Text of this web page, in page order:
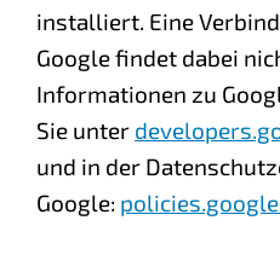
installiert. Eine
Google findet dabei
Informationen zu
Sie unter
und in der
Google: